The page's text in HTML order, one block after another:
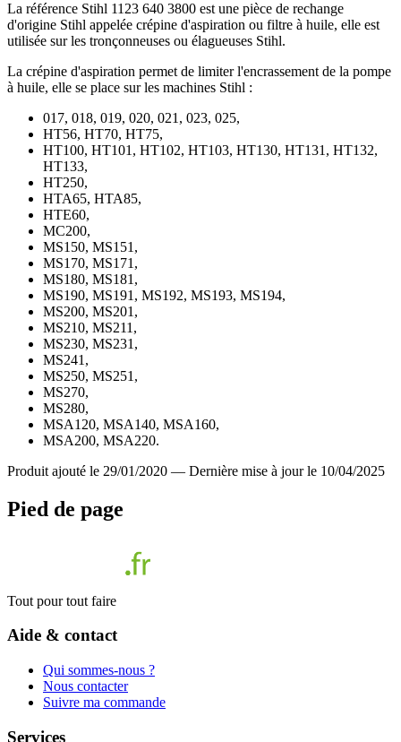
La référence Stihl 1123 640 3800 est une pièce de rechange
d'origine Stihl appelée crépine d'aspiration ou filtre à huile, elle est
utilisée sur les tronçonneuses ou élagueuses Stihl.
La crépine d'aspiration permet de limiter l'encrassement de la pompe
à huile, elle se place sur les machines Stihl :
017, 018, 019, 020, 021, 023, 025,
HT56, HT70, HT75,
HT100, HT101, HT102, HT103, HT130, HT131, HT132,
HT133,
HT250,
HTA65, HTA85,
HTE60,
MC200,
MS150, MS151,
MS170, MS171,
MS180, MS181,
MS190, MS191, MS192, MS193, MS194,
MS200, MS201,
MS210, MS211,
MS230, MS231,
MS241,
MS250, MS251,
MS270,
MS280,
MSA120, MSA140, MSA160,
MSA200, MSA220.
Produit ajouté le 29/01/2020 — Dernière mise à jour le 10/04/2025
Pied de page
Tout pour tout faire
Aide & contact
Qui sommes-nous ?
Nous contacter
Suivre ma commande
Services